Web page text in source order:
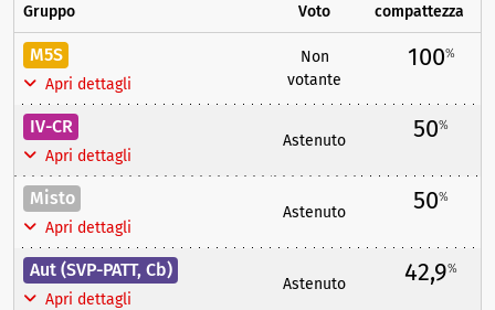
Gruppo Voto compattezza
M5S
Apri dettagli
Non
votante
100%
IV-CR
Apri dettagli
Astenuto 50%
Misto
Apri dettagli
Astenuto 50%
Aut (SVP-PATT, Cb)
Apri dettagli
Astenuto 42,9%